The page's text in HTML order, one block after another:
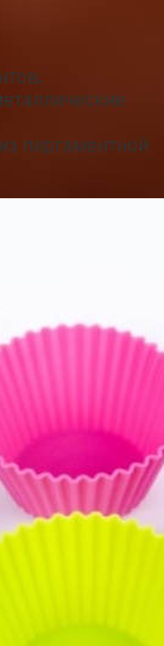
пергаментной